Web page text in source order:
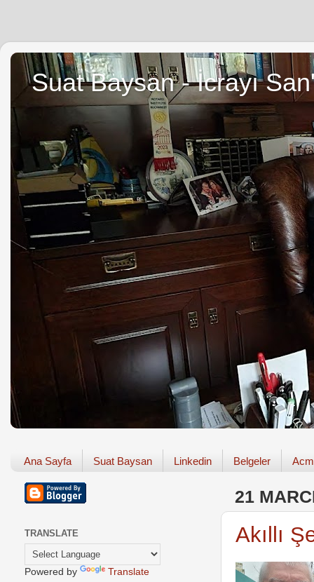
Suat Baysan - İcrayı
Ana Sayfa Suat Baysan Linkedin Belgeler
21
Akıllı
TRANSLATE
Powered by Translate